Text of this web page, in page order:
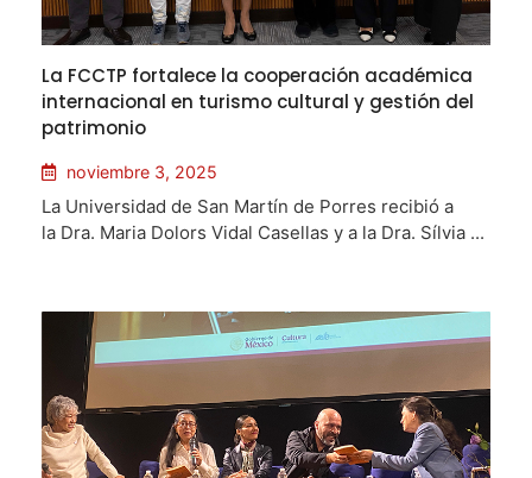
La FCCTP fortalece la cooperación académica
internacional en turismo cultural y gestión del
patrimonio
noviembre 3, 2025
La Universidad de San Martín de Porres recibió a
la Dra. Maria Dolors Vidal Casellas y a la Dra. Sílvia ...